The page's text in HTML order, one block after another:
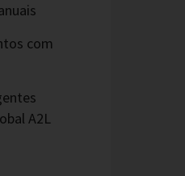
com
A2L